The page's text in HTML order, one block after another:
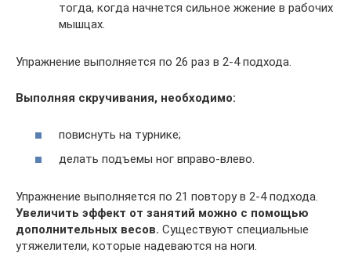
тогда, когда начнется сильное жжение в рабочих
мышцах.
Упражнение выполняется по 26 раз в 2-4 подхода.
Выполняя скручивания, необходимо:
повиснуть на турнике;
делать подъемы ног вправо-влево.
Упражнение выполняется по 21 повтору в 2-4 подхода.
Увеличить эффект от занятий можно с помощью
дополнительных весов. Существуют специальные
утяжелители, которые надеваются на ноги.